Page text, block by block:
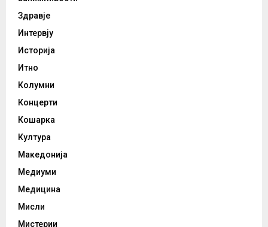
Здравје
Интервју
Историја
Итно
Колумни
Концерти
Кошарка
Култура
Македонија
Медиуми
Медицина
Мисли
Мистерии